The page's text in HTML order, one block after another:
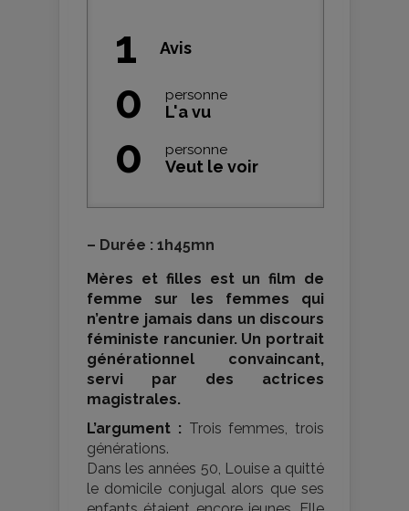
1 Avis
0 personne
L'a vu
0 personne
Veut le voir
– Durée : 1h45mn
Mères et filles est un film de
femme sur les femmes qui
n’entre jamais dans un discours
féministe rancunier. Un portrait
générationnel convaincant,
servi par des actrices
magistrales.
L’argument : Trois femmes, trois
générations.
Dans les années 50, Louise a quitté
le domicile conjugal alors que ses